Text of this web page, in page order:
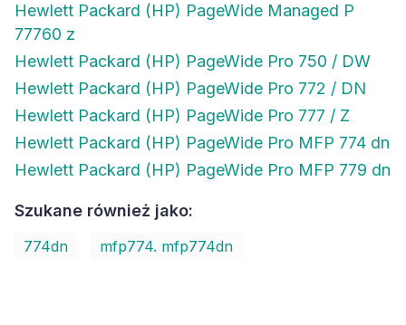
Hewlett Packard (HP) PageWide Managed P
77760 z
Hewlett Packard (HP) PageWide Pro 750 / DW
Hewlett Packard (HP) PageWide Pro 772 / DN
Hewlett Packard (HP) PageWide Pro 777 / Z
Hewlett Packard (HP) PageWide Pro MFP 774 dn
Hewlett Packard (HP) PageWide Pro MFP 779 dn
Szukane również jako:
774dn mfp774. mfp774dn